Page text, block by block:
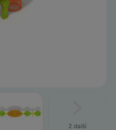
2 další